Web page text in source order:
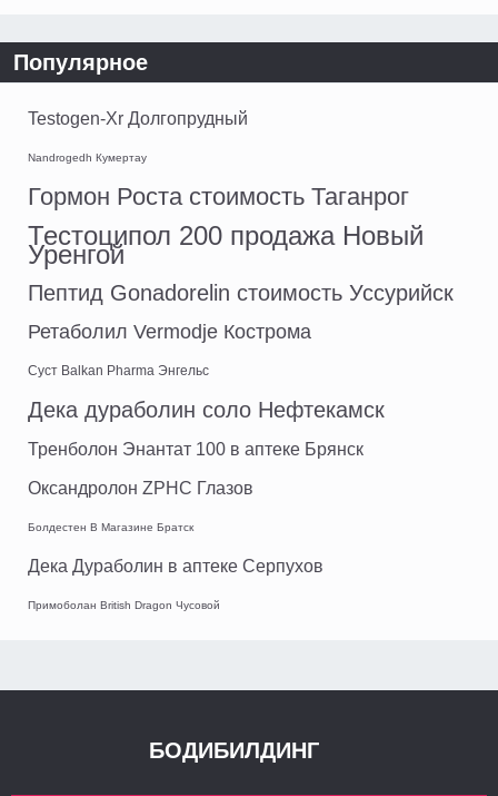
Популярное
Testogen-Xr Долгопрудный
Nandrogedh Кумертау
Гормон Роста стоимость Таганрог
Тестоципол 200 продажа Новый
Уренгой
Пептид Gonadorelin стоимость Уссурийск
Ретаболил Vermodje Кострома
Суст Balkan Pharma Энгельс
Дека дураболин соло Нефтекамск
Тренболон Энантат 100 в аптеке Брянск
Оксандролон ZPHC Глазов
Болдестен В Магазине Братск
Дека Дураболин в аптеке Серпухов
Примоболан British Dragon Чусовой
БОДИБИЛДИНГ